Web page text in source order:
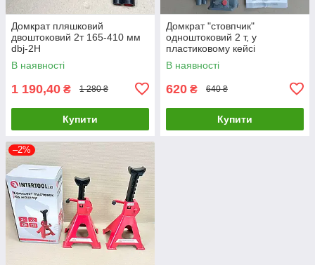
Домкрат пляшковий
двоштоковий 2т 165-410 мм
dbj-2H
В наявності
1 190,40 ₴ 1 280 ₴
Купити
Домкрат "стовпчик"
одноштоковий 2 т, у
пластиковому кейсі
INTERTOOL GT0051
В наявності
620 ₴ 640 ₴
Купити
–2%